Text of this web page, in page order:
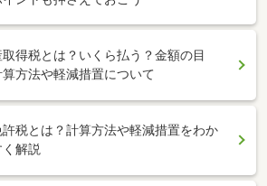
得税とは？いくら払う？金額の目
方法や軽減措置について
税とは？計算方法や軽減措置をわか
く解説